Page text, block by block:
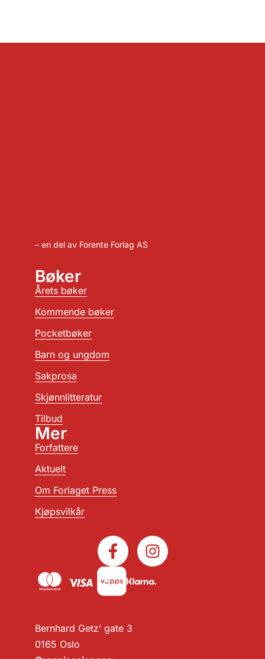
– en del av Forente Forlag AS
Bernhard Getz’ gate 3
0165 Oslo
Bøker
Årets bøker
Kommende bøker
Pocketbøker
Barn og ungdom
Sakprosa
Skjønnlitteratur
Tilbud
Mer
Forfattere
Aktuelt
Om Forlaget Press
Kjøpsvilkår